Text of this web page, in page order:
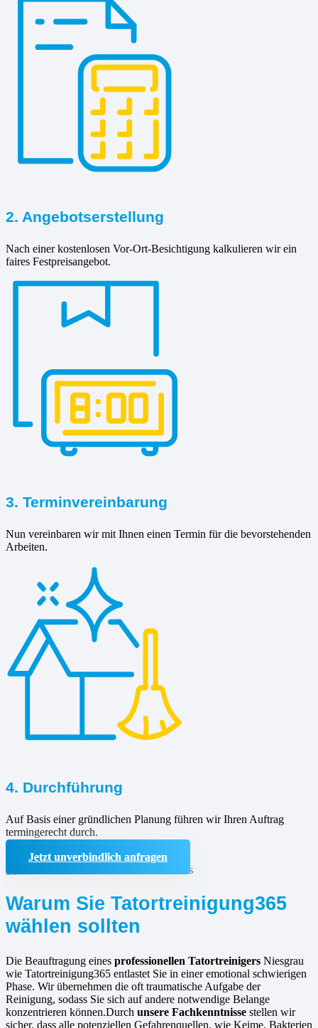
2. Angebotserstellung
Nach einer kostenlosen Vor-Ort-Besichtigung kalkulieren wir ein
faires Festpreisangebot.
3. Terminvereinbarung
Nun vereinbaren wir mit Ihnen einen Termin für die bevorstehenden
Arbeiten.
4. Durchführung
Auf Basis einer gründlichen Planung führen wir Ihren Auftrag
termingerecht durch.
Jetzt unverbindlich anfragen
Warum Sie Tatortreinigung365
wählen sollten
Die Beauftragung eines professionellen Tatortreinigers Niesgrau
wie Tatortreinigung365 entlastet Sie in einer emotional schwierigen
Phase. Wir übernehmen die oft traumatische Aufgabe der
Reinigung, sodass Sie sich auf andere notwendige Belange
konzentrieren können.Durch unsere Fachkenntnisse stellen wir
sicher, dass alle potenziellen Gefahrenquellen, wie Keime, Bakterien